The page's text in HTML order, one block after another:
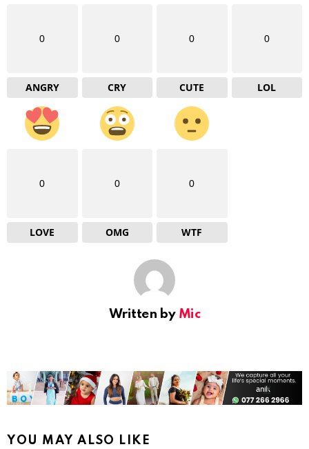
0
ANGRY
0
CRY
0
CUTE
0
LOL
0
LOVE
0
OMG
0
WTF
Written by Mic
YOU MAY ALSO LIKE